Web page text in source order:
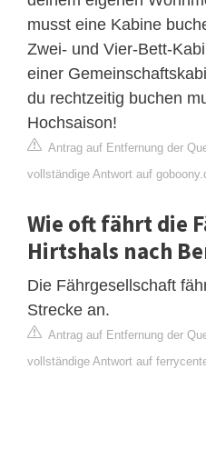
musst eine Kabine
Zwei- und Vier-Bett-
einer
du rechtzeitig buchen
Hochsaison!
Antrag auf Entfernung der
vollständige Antwort auf
Wie oft fährt die
Hirtshals nach
Die Fährgesellschaft
Strecke an.
Antrag auf Entfernung der
vollständige Antwort auf